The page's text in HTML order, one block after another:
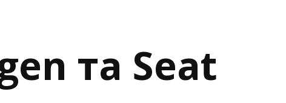
та Seat